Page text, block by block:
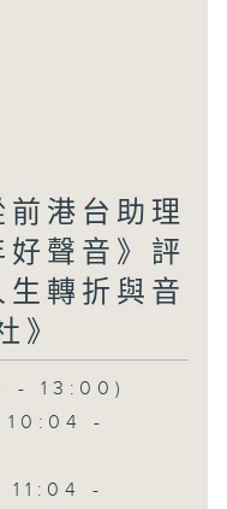
前港台助理
聲音》評
轉折與音
》
- 13:00)
10:04 -
11:04 -